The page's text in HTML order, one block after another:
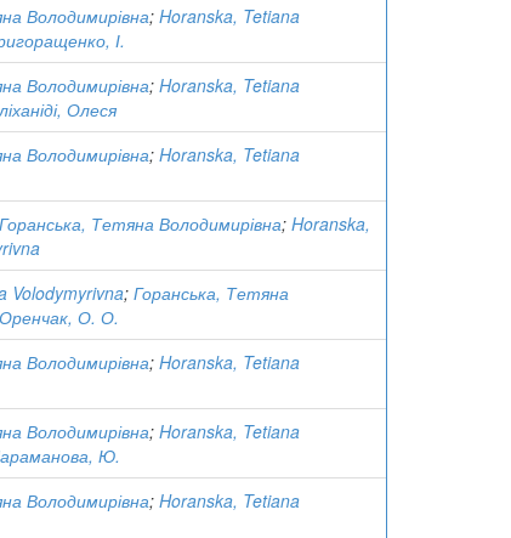
Володимирівна; Horanska, Tetiana
І.
Володимирівна; Horanska, Tetiana
Олеся
Володимирівна; Horanska, Tetiana
Горанська, Тетяна Володимирівна; Horanska,
Volodymyrivna; Горанська, Тетяна
Оренчак, О. О.
Володимирівна; Horanska, Tetiana
Володимирівна; Horanska, Tetiana
Ю.
Володимирівна; Horanska, Tetiana